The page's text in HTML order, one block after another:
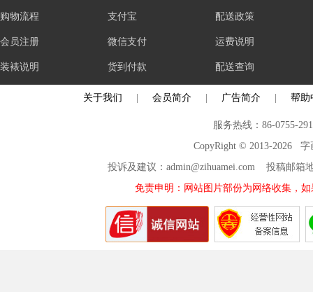
购物流程
会员注册
装裱说明
支付宝
微信支付
货到付款
配送政策
运费说明
配送查询
关于我们 会员简介 广告简介 帮助
服务热线：86-0755-
CopyRight © 2013-2026 字
投诉及建议：admin@zihuamei.com 投稿邮
免责申明：网站图片部份为网络收集，